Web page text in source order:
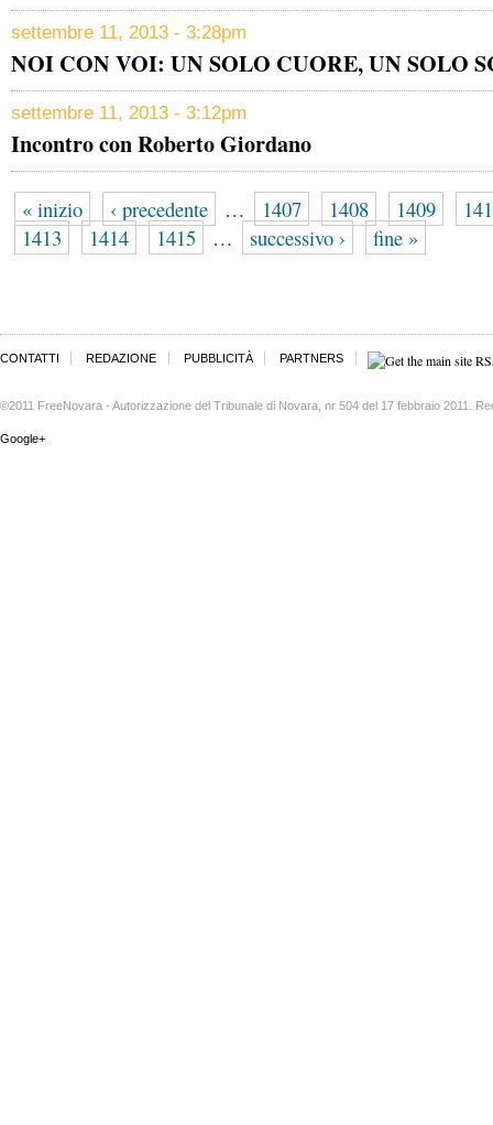
settembre 11, 2013 - 3:28pm
NOI CON VOI: UN SOLO CUORE, UN SOLO
settembre 11, 2013 - 3:12pm
Incontro con Roberto Giordano
« inizio ‹ precedente … 1407 1408 1409
1413
1414 1415 … successivo › fine »
CONTATTI REDAZIONE PUBBLICITÀ PARTNERS
©2011 FreeNovara - Autorizzazione del Tribunale di Novara, nr 504 del 17 febbraio 2011.
Google+